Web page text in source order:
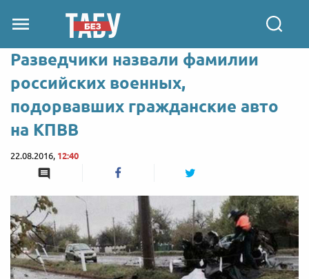
Разведчики назвали фамилии
российских военных,
подорвавших гражданские авто
на КПВВ
22.08.2016, 12:40